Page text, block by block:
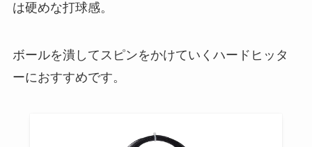
は硬めな打球感。
ボールを潰してスピンをかけていくハードヒッタ
ーにおすすめです。